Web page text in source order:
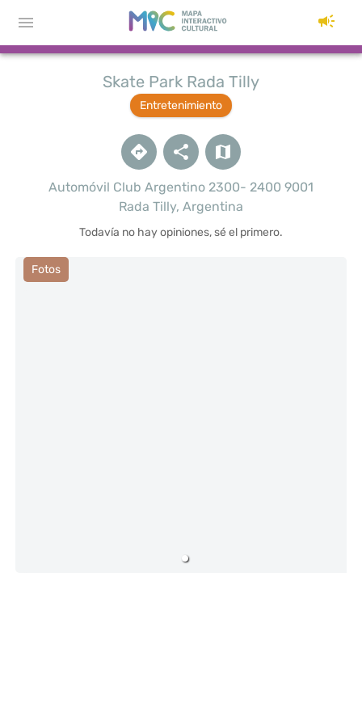
Skate Park Rada Tilly
Entretenimiento
Automóvil Club Argentino 2300- 2400 9001
Rada Tilly, Argentina
Todavía no hay opiniones, sé el primero.
Fotos